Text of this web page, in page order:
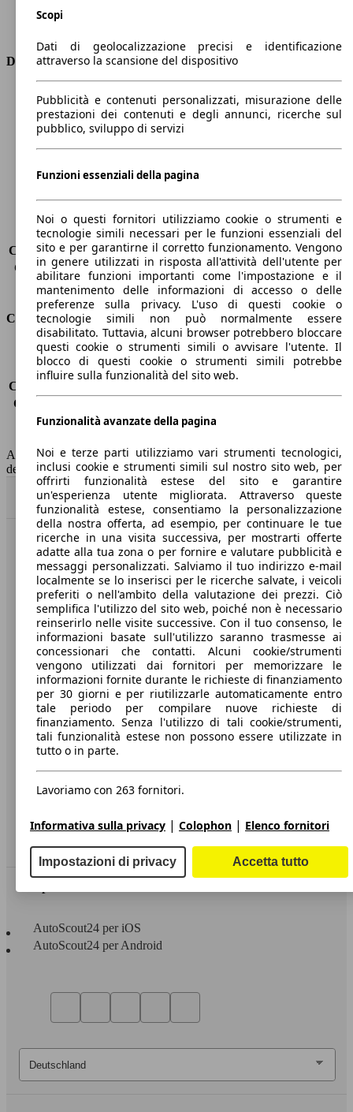
Trasmissione
Dimensioni
Lunghezza
4360 mm
Altezza
1480 mm
Larghezza
1820 mm
Passo
2650 mm
Carico massimo
-
Porte
5
Sedili
5
Carico sul tetto
-
Capacità di traino (senza freni) -
Capacità di traino (con freni)
1500 kg
Volume del bagagliaio
277 - 1148 l
Consumi
Emissioni di CO2*
105 g/km (komb.)
Consumo (urbano)
4.7 l/100km
Consumo (extra-urbano)
Consumo (combinato)*
Classe di emissione
Euro 6
AutoScout24 non si assume alcuna responsabilità per la correttezza
dei dati.
Torna su
Benvenuti su AutoScout24, il mercato auto europeo.
Società
A proposito di AutoScout24
Stampa
Media
Condizioni generali
Informazioni
Dichiarazione di Accessibilità
Servizi
Area rivenditori
AutoScout24 per iOS
AutoScout24 per Android
Scopi
Dati di geolocalizzazione precisi e identificazione
attraverso la scansione del dispositivo
Pubblicità e contenuti personalizzati, misurazione delle
prestazioni dei contenuti e degli annunci, ricerche sul
pubblico, sviluppo di servizi
Funzioni essenziali della pagina
Noi o questi fornitori utilizziamo cookie o strumenti e
tecnologie simili necessari per le funzioni essenziali del
sito e per garantirne il corretto funzionamento. Vengono
in genere utilizzati in risposta all'attività dell'utente per
abilitare funzioni importanti come l'impostazione e il
mantenimento delle informazioni di accesso o delle
preferenze sulla privacy. L'uso di questi cookie o
tecnologie simili non può normalmente essere
disabilitato. Tuttavia, alcuni browser potrebbero bloccare
questi cookie o strumenti simili o avvisare l'utente. Il
blocco di questi cookie o strumenti simili potrebbe
influire sulla funzionalità del sito web.
Funzionalità avanzate della pagina
Noi e terze parti utilizziamo vari strumenti tecnologici,
inclusi cookie e strumenti simili sul nostro sito web, per
offrirti funzionalità estese del sito e garantire
un'esperienza utente migliorata. Attraverso queste
funzionalità estese, consentiamo la personalizzazione
della nostra offerta, ad esempio, per continuare le tue
ricerche in una visita successiva, per mostrarti offerte
adatte alla tua zona o per fornire e valutare pubblicità e
messaggi personalizzati. Salviamo il tuo indirizzo e-mail
localmente se lo inserisci per le ricerche salvate, i veicoli
preferiti o nell'ambito della valutazione dei prezzi. Ciò
semplifica l'utilizzo del sito web, poiché non è necessario
reinserirlo nelle visite successive. Con il tuo consenso, le
informazioni basate sull'utilizzo saranno trasmesse ai
concessionari che contatti. Alcuni cookie/strumenti
vengono utilizzati dai fornitori per memorizzare le
informazioni fornite durante le richieste di finanziamento
per 30 giorni e per riutilizzarle automaticamente entro
tale periodo per compilare nuove richieste di
finanziamento. Senza l'utilizzo di tali cookie/strumenti,
tali funzionalità estese non possono essere utilizzate in
tutto o in parte.
Lavoriamo con 263 fornitori.
Informativa sulla privacy | Colophon | Elenco fornitori
Impostazioni di privacy Accetta tutto